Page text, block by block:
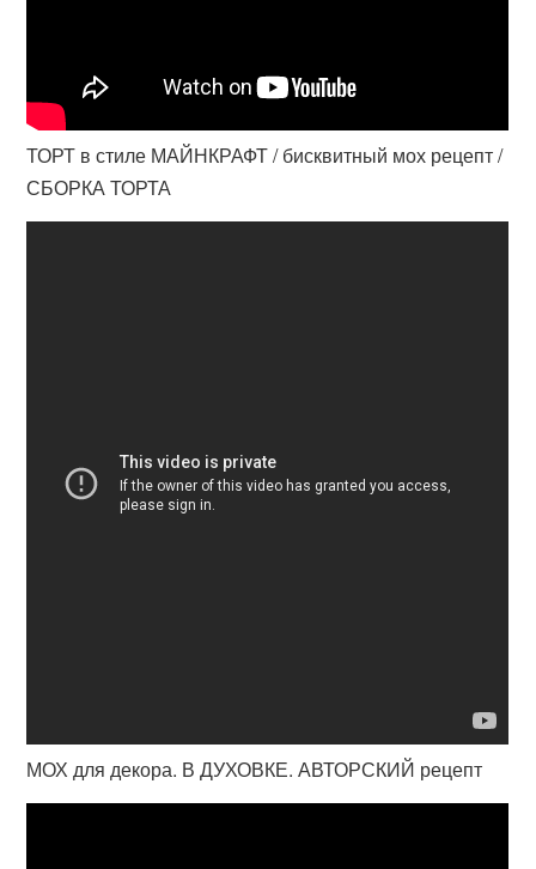
ТОРТ в стиле МАЙНКРАФТ / бисквитный мох рецепт /
СБОРКА ТОРТА
МОХ для декора. В ДУХОВКЕ. АВТОРСКИЙ рецепт